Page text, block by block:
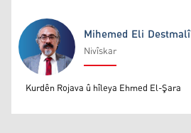
Mihemed Eli Destmalî
Mihemed Eli Destmalî
Nivîskar
Kurdên Rojava û hîleya Ehmed El-Şara